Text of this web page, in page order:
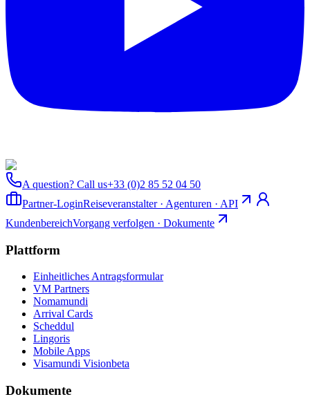
A question? Call us+33 (0)2 85 52 04 50
Partner-LoginReiseveranstalter · Agenturen · API
KundenbereichVorgang verfolgen · Dokumente
Plattform
Einheitliches Antragsformular
VM Partners
Nomamundi
Arrival Cards
Scheddul
Lingoris
Mobile Apps
Visamundi Visionbeta
Dokumente